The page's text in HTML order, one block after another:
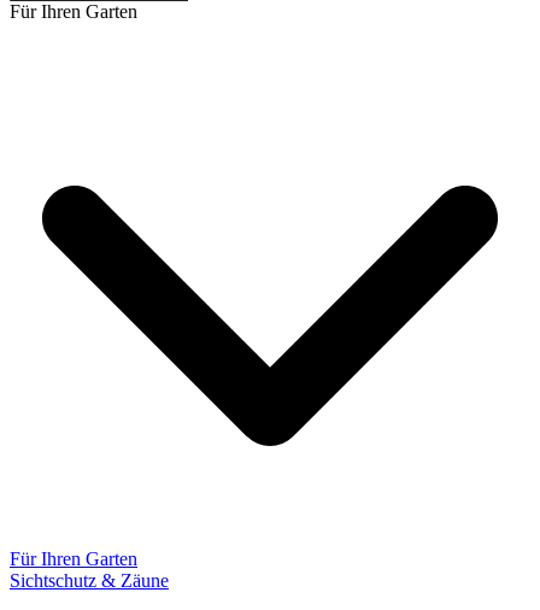
Für Ihren Garten
Für Ihren Garten
Sichtschutz & Zäune